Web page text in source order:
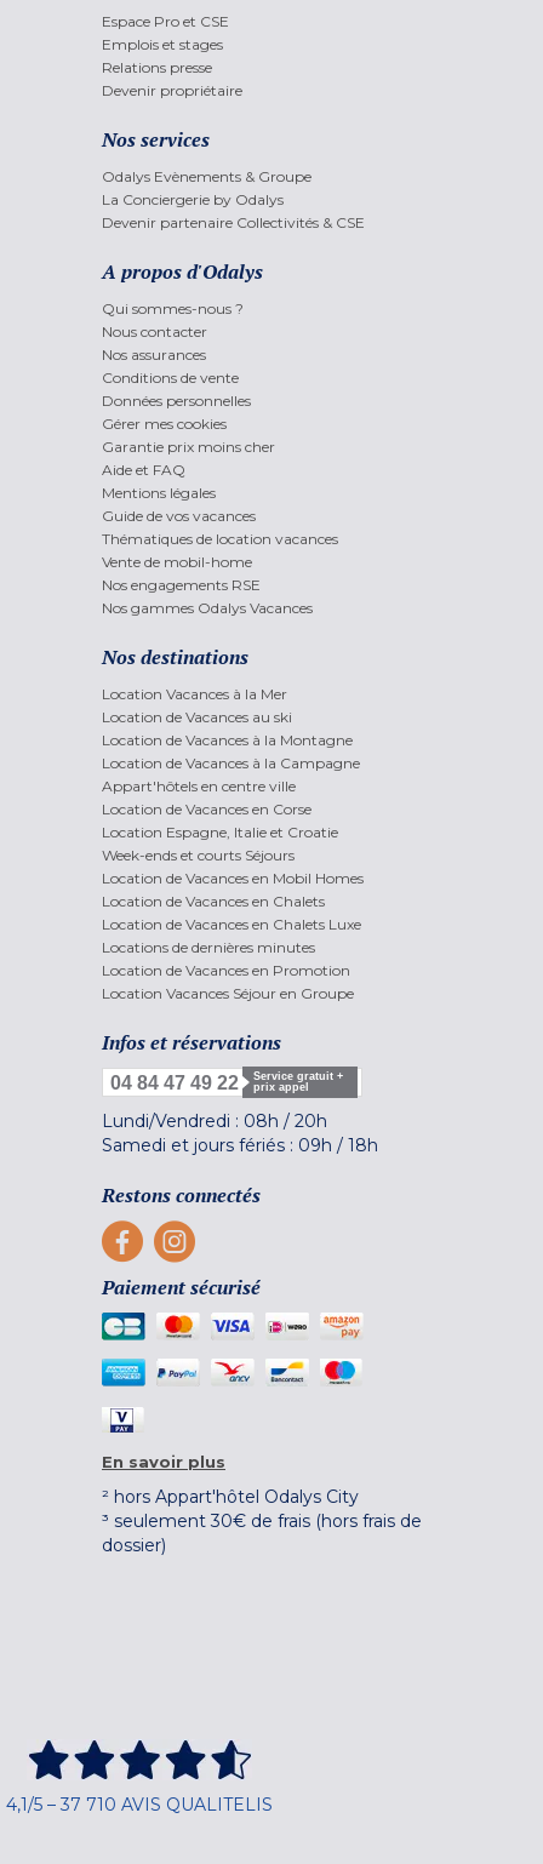
Espace Pro et CSE
Emplois et stages
Relations presse
Devenir propriétaire
Nos services
Odalys Evènements & Groupe
La Conciergerie by Odalys
Devenir partenaire Collectivités & CSE
A propos d'Odalys
Qui sommes-nous ?
Nous contacter
Nos assurances
Conditions de vente
Données personnelles
Gérer mes cookies
Garantie prix moins cher
Aide et FAQ
Mentions légales
Guide de vos vacances
Thématiques de location vacances
Vente de mobil-home
Nos engagements RSE
Nos gammes Odalys Vacances
Nos destinations
Location Vacances à la Mer
Location de Vacances au ski
Location de Vacances à la Montagne
Location de Vacances à la Campagne
Appart'hôtels en centre ville
Location de Vacances en Corse
Location Espagne, Italie et Croatie
Week-ends et courts Séjours
Location de Vacances en Mobil Homes
Location de Vacances en Chalets
Location de Vacances en Chalets Luxe
Locations de dernières minutes
Location de Vacances en Promotion
Location Vacances Séjour en Groupe
Infos et réservations
04 84 47 49 22
Service gratuit +
prix appel
Lundi/Vendredi : 08h / 20h
Samedi et jours fériés : 09h / 18h
Restons connectés
Paiement sécurisé
En savoir plus
² hors Appart'hôtel Odalys City
³ seulement 30€ de frais (hors frais de
dossier)
4,1/5 – 37 710 AVIS QUALITELIS